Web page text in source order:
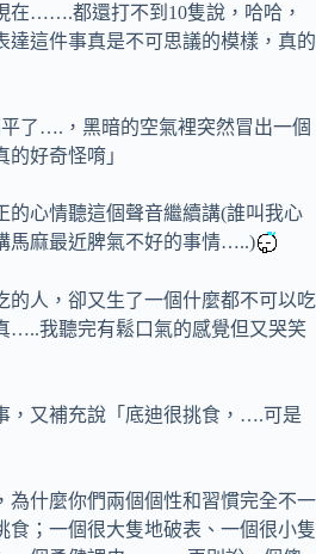
在…….都還打不到10隻說，哈哈，
達這件事真是不可思議的模樣，真的
了….，黑暗的空氣裡突然冒出一個
好奇怪唷」
的心情聽這個聲音繼續講(誰叫我心
馬麻最近脾氣不好的事情…..)
的人，卻又生了一個什麼都不可以吃
…..我聽完有鬆口氣的感覺但又哭笑
，又補充說「底迪很挑食，….可是
為什麼你們兩個個性和習慣完全不一
食；一個很大隻地破表、一個很小隻